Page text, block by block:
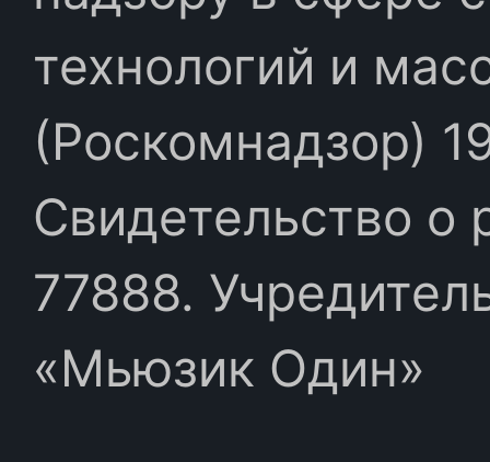
технологий и
(Роскомнадзор)
Свидетельство
77888.
«Мьюзик Один»